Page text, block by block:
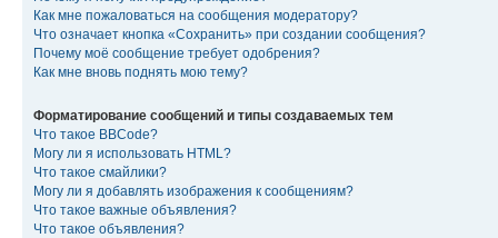
Как мне пожаловаться на сообщения модератору?
Что означает кнопка «Сохранить» при создании сообщения?
Почему моё сообщение требует одобрения?
Как мне вновь поднять мою тему?
Форматирование сообщений и типы создаваемых тем
Что такое BBCode?
Могу ли я использовать HTML?
Что такое смайлики?
Могу ли я добавлять изображения к сообщениям?
Что такое важные объявления?
Что такое объявления?